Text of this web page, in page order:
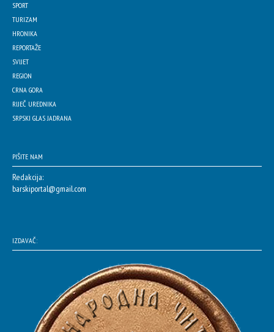
SPORT
TURIZAM
HRONIKA
REPORTAŽE
SVIJET
REGION
CRNA GORA
RIJEČ UREDNIKA
SRPSKI GLAS JADRANA
PIŠITE NAM
Redakcija:
barskiportal@gmail.com
IZDAVAČ: